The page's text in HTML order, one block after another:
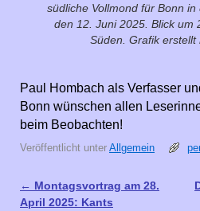
südliche Vollmond für Bonn
den 12. Juni 2025. Blick um
Süden. Grafik erstellt
Paul Hombach als Verfasser
Bonn wünschen allen
beim Beobachten!
Veröffentlicht unter Allgemein
Artikelnavigation
← Montagsvortrag am 28.
April 2025: Kants